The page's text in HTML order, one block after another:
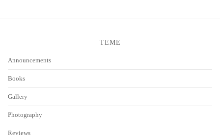
TEME
Announcements
Books
Gallery
Photography
Reviews